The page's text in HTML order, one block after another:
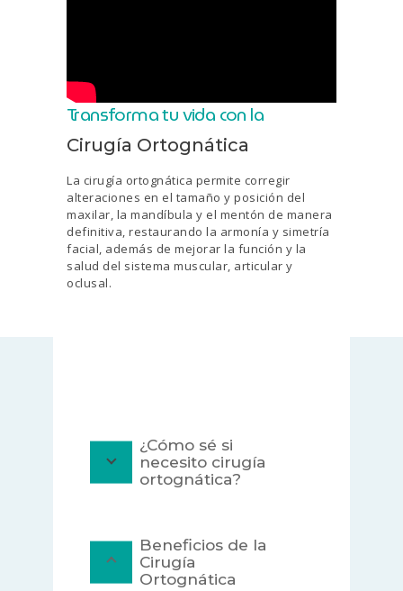
Transforma tu vida con la
Cirugía Ortognática
La cirugía ortognática permite corregir
alteraciones en el tamaño y posición del
maxilar, la mandíbula y el mentón de manera
definitiva, restaurando la armonía y simetría
facial, además de mejorar la función y la
salud del sistema muscular, articular y
oclusal.
¿Cómo sé si
necesito cirugía
ortognática?
Beneficios de la
Cirugía
Ortognática